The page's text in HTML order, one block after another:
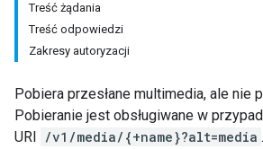
Treść żądania
Treść odpowiedzi
Zakresy autoryzacji
Pobiera przesłane multimedia, ale nie
Pobieranie jest obsługiwane w
URI /v1/media/{+name}?alt=media